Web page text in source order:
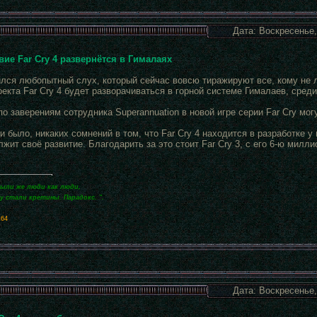
Дата:
Far Cry 4 развернётся в Гималаях
любопытный слух, который сейчас вовсю тиражируют все, кому не
Far Cry 4 будет разворачиваться в горной системе Гималаев,
заверениям сотрудника Superannuation в новой игре серии Far Cry
было, никаких сомнений в том, что Far Cry 4 находится в разработке
своё развитие. Благодарить за это стоит Far Cry 3, с его 6-ю
же люди как люди,
стали кретины. Парадокс. ".
Дата: